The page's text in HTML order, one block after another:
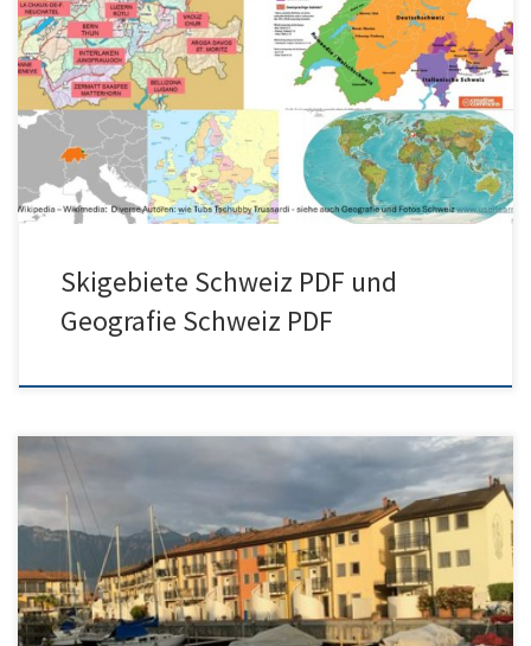
Skigebiete der Schweiz als PDF und Geografie Schweiz als PDF –
Skigebiete Schweiz PDF
Skigebiete Schweiz PDF und
Geografie Schweiz PDF
Ferienwohnung Skiurlaub Wallis kaufen Unterwallis am Genfersee
mit Bootsplatz ETW kaufen Genfersee Ferienwohnung Wallis
mieten für Skiurlaub VS Mehrere sehr […]